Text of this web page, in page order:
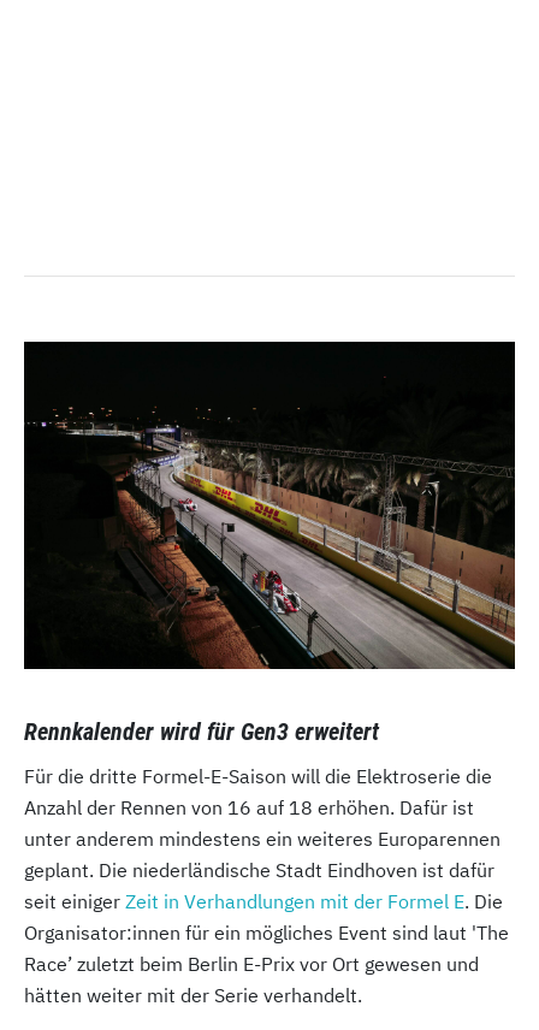
Rennkalender wird für Gen3 erweitert
Für die dritte Formel-E-Saison will die Elektroserie die
Anzahl der Rennen von 16 auf 18 erhöhen. Dafür ist
unter anderem mindestens ein weiteres Europarennen
geplant. Die niederländische Stadt Eindhoven ist dafür
seit einiger Zeit in Verhandlungen mit der Formel E. Die
Organisator:innen für ein mögliches Event sind laut 'The
Race’ zuletzt beim Berlin E-Prix vor Ort gewesen und
hätten weiter mit der Serie verhandelt.